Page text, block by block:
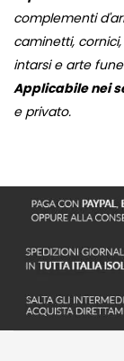
complementi
caminetti,
intarsi e arte
Applicabile nei
e privato.